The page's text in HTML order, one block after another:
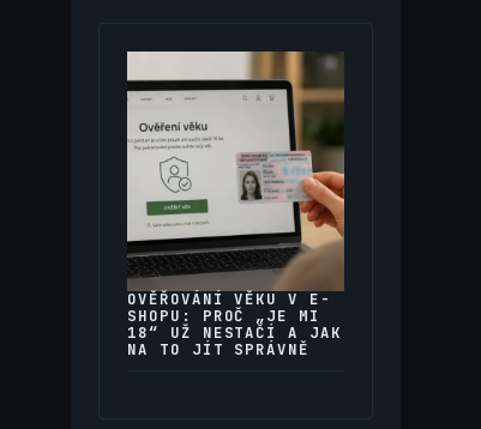
OVĚŘOVÁNÍ VĚKU V E-
SHOPU: PROČ „JE MI
18“ UŽ NESTAČÍ A JAK
NA TO JÍT SPRÁVNĚ